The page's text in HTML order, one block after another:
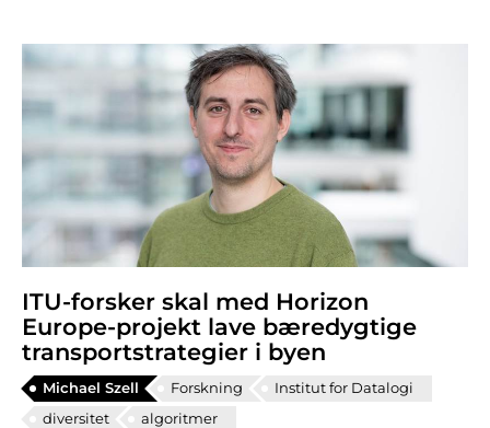
ITU-forsker skal med Horizon
Europe-projekt lave bæredygtige
transportstrategier i byen
Michael Szell Forskning
Institut for Datalogi
diversitet
algoritmer